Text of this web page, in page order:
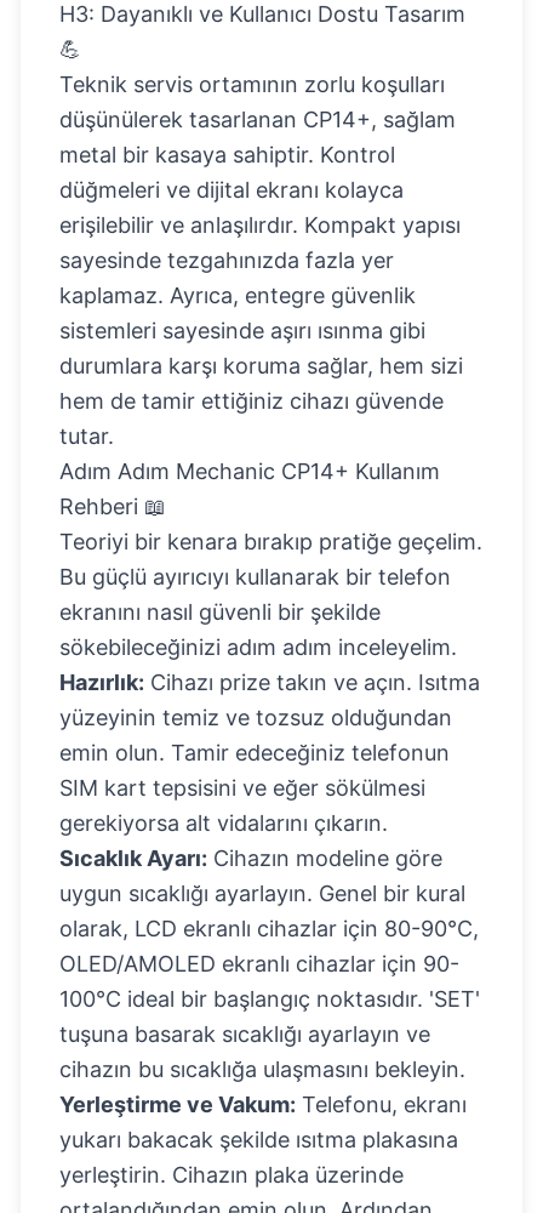
H3: Dayanıklı ve Kullanıcı Dostu Tasarım
💪
Teknik servis ortamının zorlu koşulları
düşünülerek tasarlanan CP14+, sağlam
metal bir kasaya sahiptir. Kontrol
düğmeleri ve dijital ekranı kolayca
erişilebilir ve anlaşılırdır. Kompakt yapısı
sayesinde tezgahınızda fazla yer
kaplamaz. Ayrıca, entegre güvenlik
sistemleri sayesinde aşırı ısınma gibi
durumlara karşı koruma sağlar, hem sizi
hem de tamir ettiğiniz cihazı güvende
tutar.
Adım Adım Mechanic CP14+ Kullanım
Rehberi 📖
Teoriyi bir kenara bırakıp pratiğe geçelim.
Bu güçlü ayırıcıyı kullanarak bir telefon
ekranını nasıl güvenli bir şekilde
sökebileceğinizi adım adım inceleyelim.
Hazırlık: Cihazı prize takın ve açın. Isıtma
yüzeyinin temiz ve tozsuz olduğundan
emin olun. Tamir edeceğiniz telefonun
SIM kart tepsisini ve eğer sökülmesi
gerekiyorsa alt vidalarını çıkarın.
Sıcaklık Ayarı: Cihazın modeline göre
uygun sıcaklığı ayarlayın. Genel bir kural
olarak, LCD ekranlı cihazlar için 80-90°C,
OLED/AMOLED ekranlı cihazlar için 90-
100°C ideal bir başlangıç noktasıdır. 'SET'
tuşuna basarak sıcaklığı ayarlayın ve
cihazın bu sıcaklığa ulaşmasını bekleyin.
Yerleştirme ve Vakum: Telefonu, ekranı
yukarı bakacak şekilde ısıtma plakasına
yerleştirin. Cihazın plaka üzerinde